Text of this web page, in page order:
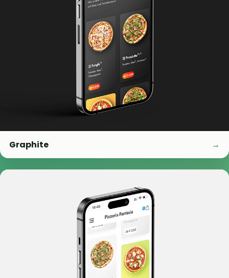
Graphite →